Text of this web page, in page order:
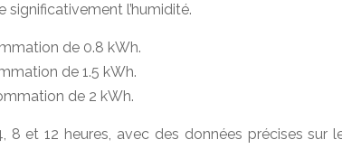
l’humidité.
de 0.8 kWh.
de 1.5 kWh.
de 2 kWh.
et 12 heures, avec des données précises sur